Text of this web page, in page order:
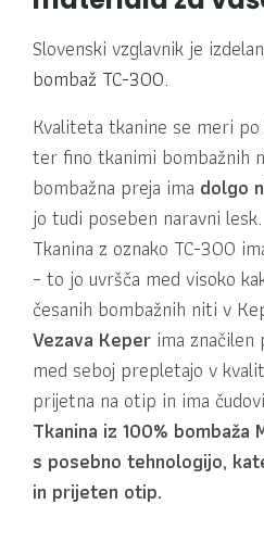
Slovenski vzglavnik je
bombaž TC-300.
Kvaliteta tkanine se meri
ter fino tkanimi bombažnih
bombažna preja ima dolgo
jo tudi poseben naravni lesk.
Tkanina z oznako TC-300
– to jo uvršča med visoko
česanih bombažnih niti v
Vezava Keper ima
med seboj prepletajo v
prijetna na otip in ima
Tkanina iz 100% bombaža
s posebno tehnologijo,
in prijeten otip.